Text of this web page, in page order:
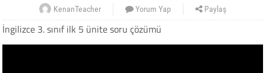
KenanTeacher Yorum Yap Paylaş
İngilizce 3. sınıf ilk 5 ünite soru çözümü